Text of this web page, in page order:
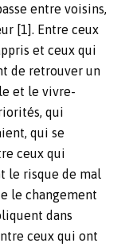
entre voisins,
[1]. Entre ceux
et ceux qui
de retrouver un
et le vivre-
qui
qui se
ceux qui
le risque de mal
le changement
dans
ceux qui ont